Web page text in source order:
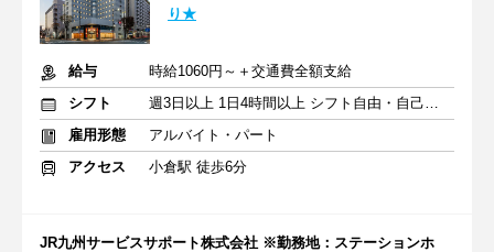
り★
給与
時給1060円～＋交通費全額支給
シフト
週3日以上 1日4時間以上 シフト自由・自己申告
雇用形態
アルバイト・パート
アクセス
小倉駅 徒歩6分
JR九州サービスサポート株式会社 ※勤務地：ステーションホ